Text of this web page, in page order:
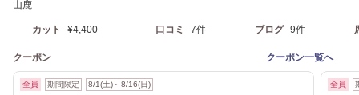
山鹿
カット ¥4,400 口コミ 7件 ブログ 9件
クーポン クーポン一覧へ
全員 期間限定 8/1(土)～8/16(日) 全員